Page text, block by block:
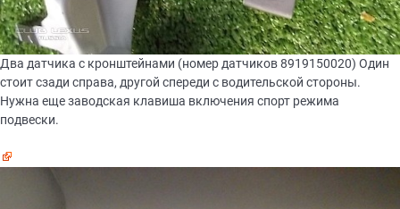
Два датчика с кронштейнами (номер датчиков 8919150020) Один
стоит сзади справа, другой спереди с водительской стороны.
Нужна еще заводская клавиша включения спорт режима
подвески.